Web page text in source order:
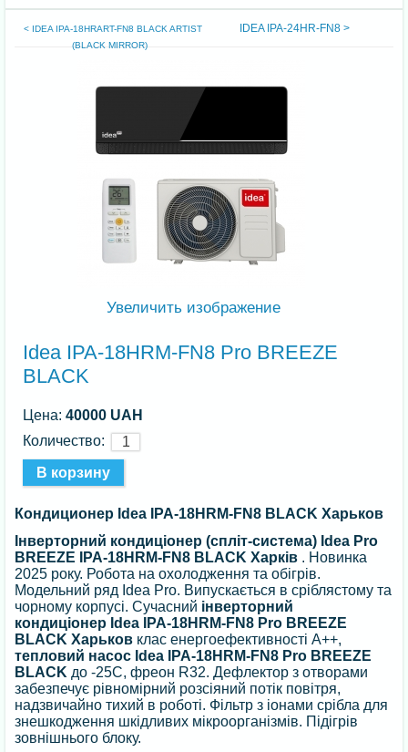
< IDEA IPA-18HRART-FN8 BLACK ARTIST
(BLACK MIRROR)
IDEA IPA-24HR-FN8 >
Увеличить изображение
Idea IPA-18HRM-FN8 Pro BREEZE
BLACK
Цена:40000 UAH
Количество:
Кондиционер Idea IPA-18HRM-FN8 BLACK Харьков
Інверторний кондиціонер (спліт-система) Idea Pro
BREEZE IPA-18HRM-FN8 BLACK Харків . Новинка
2025 року. Робота на охолодження та обігрів.
Модельний ряд Idea Pro. Випускається в сріблястому та
чорному корпусі. Сучасний інверторний
кондиціонер Idea IPA-18HRM-FN8 Pro BREEZE
BLACK Харьков клас енергоефективності А++,
тепловий насос Idea IPA-18HRM-FN8 Pro BREEZE
BLACK до -25С, фреон R32. Дефлектор з отворами
забезпечує рівномірний розсіяний потік повітря,
надзвичайно тихий в роботі. Фільтр з іонами срібла для
знешкодження шкідливих мікроорганізмів. Підігрів
зовнішнього блоку.